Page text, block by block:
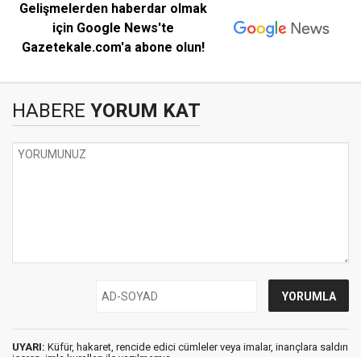
Gelişmelerden haberdar olmak
için Google News'te
Gazetekale.com'a abone olun!
HABERE YORUM KAT
UYARI: Küfür, hakaret, rencide edici cümleler veya imalar, inançlara saldırı